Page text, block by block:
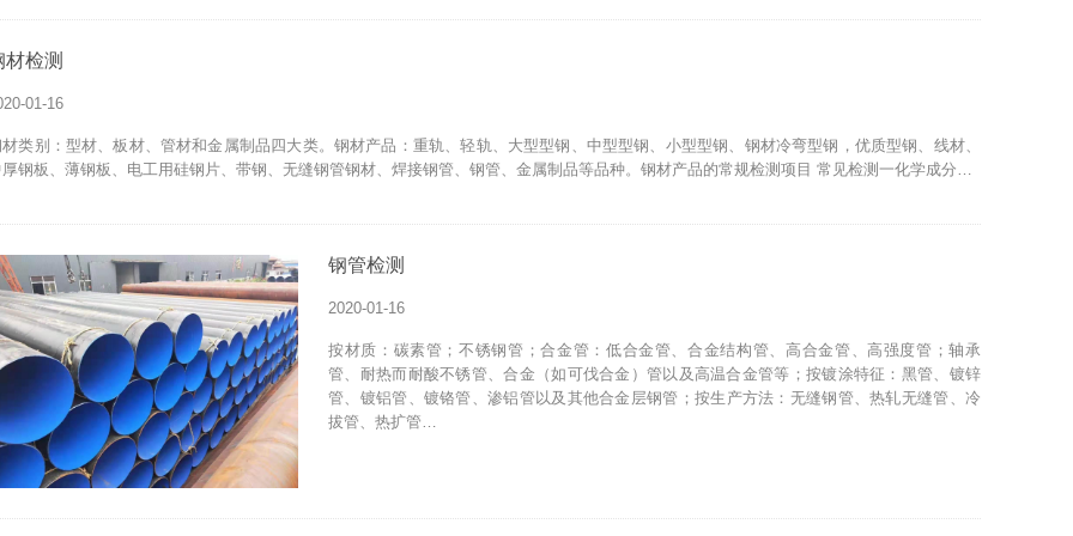
材检测
01-16
类别：型材、板材、管材和金属制品四大类。钢材产品：重轨、轻轨、大型型钢、中型型钢、小型型钢、钢材冷弯型钢，优质型钢、线材、
钢板、薄钢板、电工用硅钢片、带钢、无缝钢管钢材、焊接钢管、钢管、金属制品等品种。钢材产品的常规检测项目 常见检测一化学成分…
钢管检测
2020-01-16
按材质：碳素管；不锈钢管；合金管：低合金管、合金结构管、高合金管、高强度管；轴承
管、耐热而耐酸不锈管、合金（如可伐合金）管以及高温合金管等；按镀涂特征：黑管、镀锌
管、镀铝管、镀铬管、渗铝管以及其他合金层钢管；按生产方法：无缝钢管、热轧无缝管、冷
拔管、热扩管…